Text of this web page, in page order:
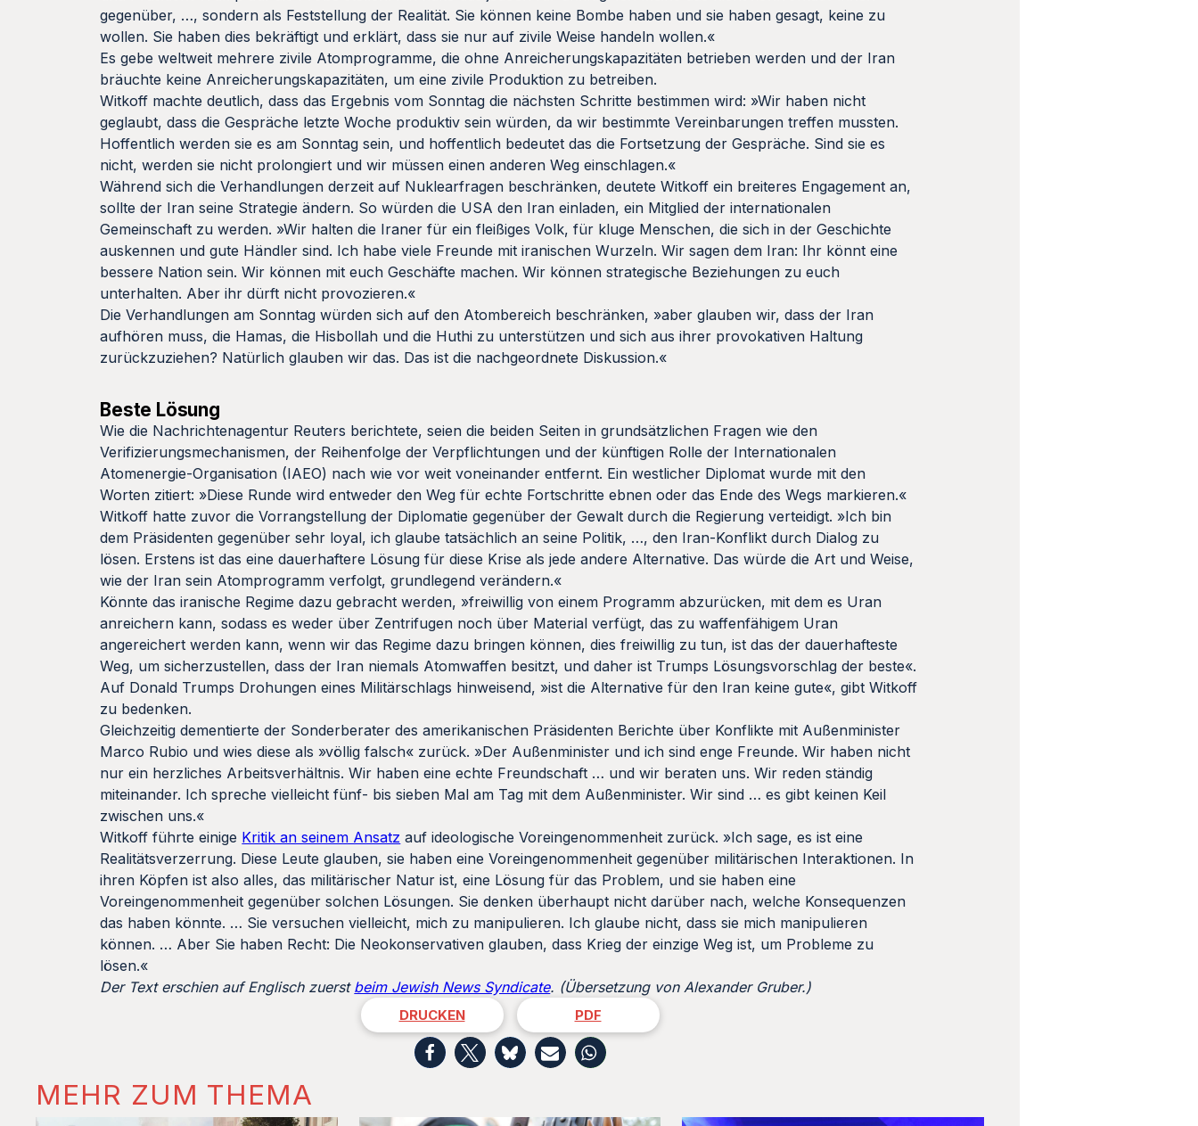
gegenüber, …, sondern als Feststellung der Realität. Sie können keine Bombe haben und sie haben gesagt, keine zu
wollen. Sie haben dies bekräftigt und erklärt, dass sie nur auf zivile Weise handeln wollen.«
Es gebe weltweit mehrere zivile Atomprogramme, die ohne Anreicherungskapazitäten betrieben werden und der Iran
bräuchte keine Anreicherungskapazitäten, um eine zivile Produktion zu betreiben.
Witkoff machte deutlich, dass das Ergebnis vom Sonntag die nächsten Schritte bestimmen wird: »Wir haben nicht
geglaubt, dass die Gespräche letzte Woche produktiv sein würden, da wir bestimmte Vereinbarungen treffen mussten.
Hoffentlich werden sie es am Sonntag sein, und hoffentlich bedeutet das die Fortsetzung der Gespräche. Sind sie es
nicht, werden sie nicht prolongiert und wir müssen einen anderen Weg einschlagen.«
Während sich die Verhandlungen derzeit auf Nuklearfragen beschränken, deutete Witkoff ein breiteres Engagement an,
sollte der Iran seine Strategie ändern. So würden die USA den Iran einladen, ein Mitglied der internationalen
Gemeinschaft zu werden. »Wir halten die Iraner für ein fleißiges Volk, für kluge Menschen, die sich in der Geschichte
auskennen und gute Händler sind. Ich habe viele Freunde mit iranischen Wurzeln. Wir sagen dem Iran: Ihr könnt eine
bessere Nation sein. Wir können mit euch Geschäfte machen. Wir können strategische Beziehungen zu euch
unterhalten. Aber ihr dürft nicht provozieren.«
Die Verhandlungen am Sonntag würden sich auf den Atombereich beschränken, »aber glauben wir, dass der Iran
aufhören muss, die Hamas, die Hisbollah und die Huthi zu unterstützen und sich aus ihrer provokativen Haltung
zurückzuziehen? Natürlich glauben wir das. Das ist die nachgeordnete Diskussion.«
Beste Lösung
Wie die Nachrichtenagentur Reuters berichtete, seien die beiden Seiten in grundsätzlichen Fragen wie den
Verifizierungsmechanismen, der Reihenfolge der Verpflichtungen und der künftigen Rolle der Internationalen
Atomenergie-Organisation (IAEO) nach wie vor weit voneinander entfernt. Ein westlicher Diplomat wurde mit den
Worten zitiert: »Diese Runde wird entweder den Weg für echte Fortschritte ebnen oder das Ende des Wegs markieren.«
Witkoff hatte zuvor die Vorrangstellung der Diplomatie gegenüber der Gewalt durch die Regierung verteidigt. »Ich bin
dem Präsidenten gegenüber sehr loyal, ich glaube tatsächlich an seine Politik, …, den Iran-Konflikt durch Dialog zu
lösen. Erstens ist das eine dauerhaftere Lösung für diese Krise als jede andere Alternative. Das würde die Art und Weise,
wie der Iran sein Atomprogramm verfolgt, grundlegend verändern.«
Könnte das iranische Regime dazu gebracht werden, »freiwillig von einem Programm abzurücken, mit dem es Uran
anreichern kann, sodass es weder über Zentrifugen noch über Material verfügt, das zu waffenfähigem Uran
angereichert werden kann, wenn wir das Regime dazu bringen können, dies freiwillig zu tun, ist das der dauerhafteste
Weg, um sicherzustellen, dass der Iran niemals Atomwaffen besitzt, und daher ist Trumps Lösungsvorschlag der beste«.
Auf Donald Trumps Drohungen eines Militärschlags hinweisend, »ist die Alternative für den Iran keine gute«, gibt Witkoff
zu bedenken.
Gleichzeitig dementierte der Sonderberater des amerikanischen Präsidenten Berichte über Konflikte mit Außenminister
Marco Rubio und wies diese als »völlig falsch« zurück. »Der Außenminister und ich sind enge Freunde. Wir haben nicht
nur ein herzliches Arbeitsverhältnis. Wir haben eine echte Freundschaft … und wir beraten uns. Wir reden ständig
miteinander. Ich spreche vielleicht fünf- bis sieben Mal am Tag mit dem Außenminister. Wir sind … es gibt keinen Keil
zwischen uns.«
Witkoff führte einige Kritik an seinem Ansatz auf ideologische Voreingenommenheit zurück. »Ich sage, es ist eine
Realitätsverzerrung. Diese Leute glauben, sie haben eine Voreingenommenheit gegenüber militärischen Interaktionen. In
ihren Köpfen ist also alles, das militärischer Natur ist, eine Lösung für das Problem, und sie haben eine
Voreingenommenheit gegenüber solchen Lösungen. Sie denken überhaupt nicht darüber nach, welche Konsequenzen
das haben könnte. … Sie versuchen vielleicht, mich zu manipulieren. Ich glaube nicht, dass sie mich manipulieren
können. … Aber Sie haben Recht: Die Neokonservativen glauben, dass Krieg der einzige Weg ist, um Probleme zu
lösen.«
Der Text erschien auf Englisch zuerst beim Jewish News Syndicate. (Übersetzung von Alexander Gruber.)
DRUCKEN PDF
MEHR ZUM THEMA